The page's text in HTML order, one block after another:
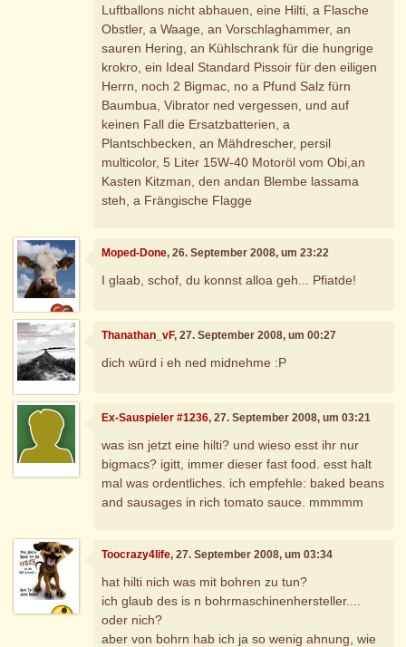
Luftballons nicht abhauen, eine Hilti, a Flasche
Obstler, a Waage, an Vorschlaghammer, an
sauren Hering, an Kühlschrank für die hungrige
krokro, ein Ideal Standard Pissoir für den eiligen
Herrn, noch 2 Bigmac, no a Pfund Salz fürn
Baumbua, Vibrator ned vergessen, und auf
keinen Fall die Ersatzbatterien, a
Plantschbecken, an Mähdrescher, persil
multicolor, 5 Liter 15W-40 Motoröl vom Obi,an
Kasten Kitzman, den andan Blembe lassama
steh, a Frängische Flagge
Moped-Done, 26. September 2008, um 23:22
I glaab, schof, du konnst alloa geh... Pfiatde!
Thanathan_vF, 27. September 2008, um 00:27
dich würd i eh ned midnehme :P
Ex-Sauspieler #1236, 27. September 2008, um 03:21
was isn jetzt eine hilti? und wieso esst ihr nur
bigmacs? igitt, immer dieser fast food. esst halt
mal was ordentliches. ich empfehle: baked beans
and sausages in rich tomato sauce. mmmmm
Toocrazy4life, 27. September 2008, um 03:34
hat hilti nich was mit bohren zu tun?
ich glaub des is n bohrmaschinenhersteller....
oder nich?
aber von bohrn hab ich ja so wenig ahnung, wie